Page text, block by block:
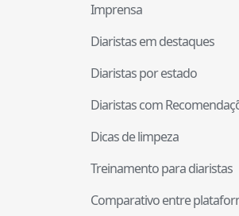
Imprensa
Diaristas em destaques
Diaristas por estado
Diaristas com
Dicas de limpeza
Treinamento para diaristas
Comparativo entre